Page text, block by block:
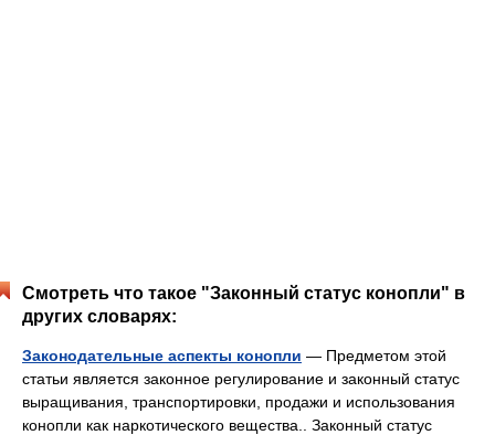
Смотреть что такое "Законный статус конопли" в
других словарях:
Законодательные аспекты конопли — Предметом этой
статьи является законное регулирование и законный статус
выращивания, транспортировки, продажи и использования
конопли как наркотического вещества.. Законный статус